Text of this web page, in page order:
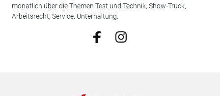
monatlich über die Themen Test und Technik, Show-Truck,
Arbeitsrecht, Service, Unterhaltung.